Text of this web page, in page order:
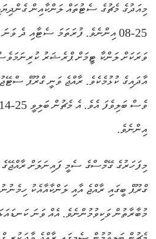
25-08 އިންނެވެ. ފުރަތަމަ ސެޓާއި
ވަރަކަށް ލަންކާ ޓީމަށް ޕްރެޝަރު
އާދައިގެ ކުޅުމެކެވެ. ރާއްޖެ ވަނީ ގްރޫޕް
އިންނެވެ.
މިފަހަރުގެ ގޭމްސްގެ ސެމީ ފައިނަލަށް
ގްރޫޕް ބީގައި ރާއްޖެ އާއި ލަންކާއާއެކު
މުބާރާތުން ވަކިވުމުންނެވެ. އެއް ވަނަ